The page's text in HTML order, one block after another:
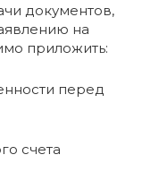
документов,
на
приложить:
перед
счета